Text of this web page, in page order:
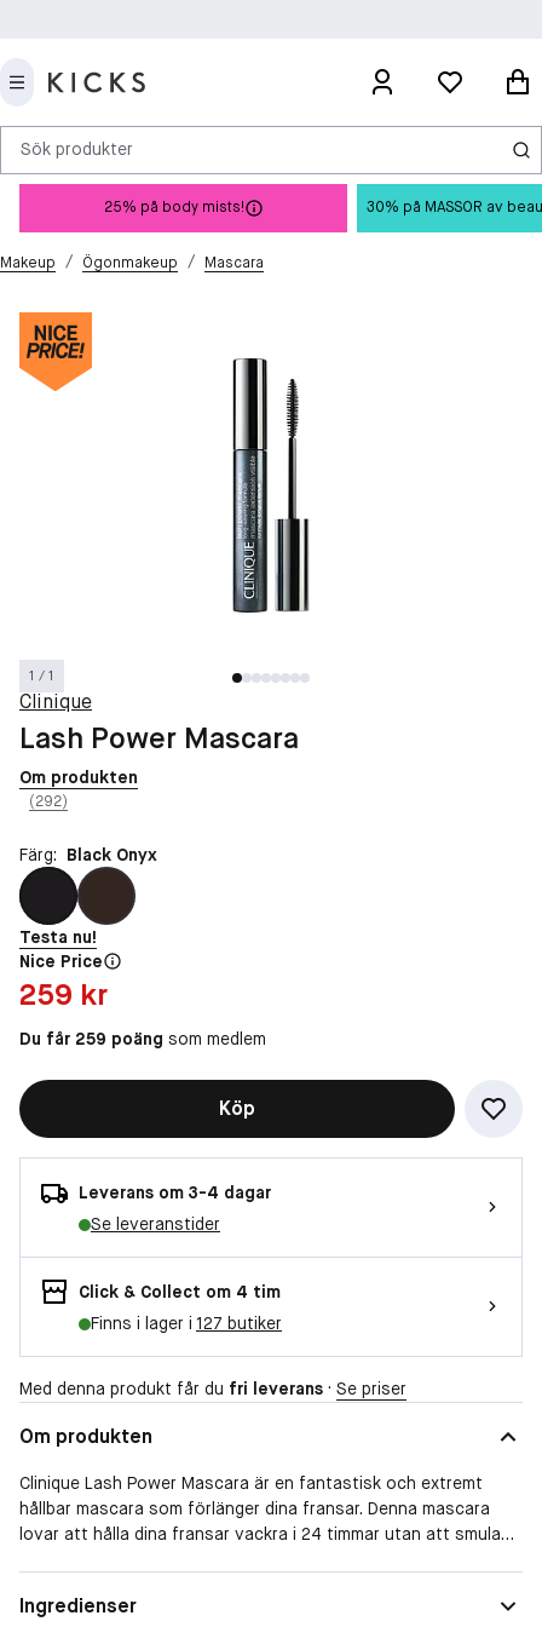
Sök produkter
25% på body mists! 30% på MASSOR av
Makeup / Ögonmakeup / Mascara
1 / 1
Clinique
Lash Power Mascara
Om produkten
(292)
Färg: Black Onyx
Testa nu!
Nice Price
Pris: 259 kr
259 kr
Du får 259 poäng som medlem
Köp
Leverans om 3-4 dagar
Se leveranstider
Click & Collect om 4 tim
Finns i lager i 127 butiker
Med denna produkt får du fri leverans · Se priser
Om produkten
Clinique Lash Power Mascara är en fantastisk och extremt
hållbar mascara som förlänger dina fransar. Denna mascara
lovar att hålla dina fransar vackra i 24 timmar utan att smula
ögonfransarna. Ett enda drag och dina fransar kan stå emot
Ingredienser